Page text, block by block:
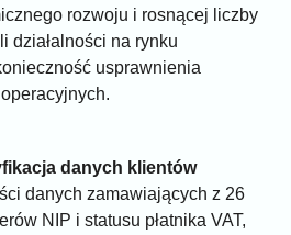
rozwoju i rosnącej liczby
działalności na rynku
usprawnienia
danych klientów
danych zamawiających z 26
NIP i statusu płatnika VAT,